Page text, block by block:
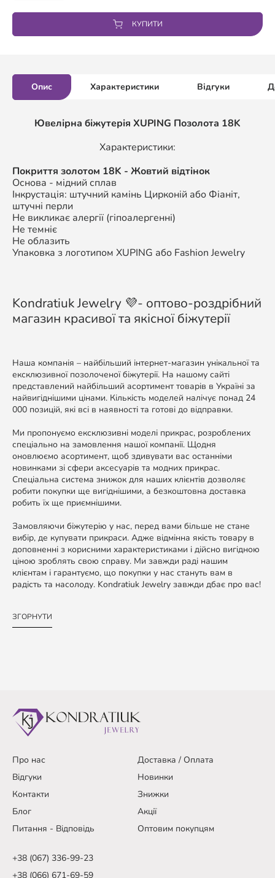
КУПИТИ
Опис Характеристики Відгуки
Ювелірна біжутерія XUPING Позолота 18K
Характеристики:
Покриття золотом 18K - Жовтий відтінок
Основа - мідний сплав
Інкрустація: штучний камінь Цирконій або Фіаніт,
штучні перли
Не викликає алергії (гіпоалергенні)
Не темніє
Не облазить
Упаковка з логотипом XUPING або Fashion Jewelry
Kondratiuk Jewelry 💜- оптово-роздрібний
магазин красивої та якісної біжутерії
Наша компанія – найбільший інтернет-магазин унікальної та
ексклюзивної позолоченої біжутерії. На нашому сайті
представлений найбільший асортимент товарів в Україні за
найвигіднішими цінами. Кількість моделей налічує понад 24
000 позицій, які всі в наявності та готові до відправки.
Ми пропонуємо ексклюзивні моделі прикрас, розроблених
спеціально на замовлення нашої компанії. Щодня
оновлюємо асортимент, щоб здивувати вас останніми
новинками зі сфери аксесуарів та модних прикрас.
Спеціальна система знижок для наших клієнтів дозволяє
робити покупки ще вигіднішими, а безкоштовна доставка
робить їх ще приємнішими.
Замовляючи біжутерію у нас, перед вами більше не стане
вибір, де купувати прикраси. Адже відмінна якість товару в
доповненні з корисними характеристиками і дійсно вигідною
ціною зроблять свою справу. Ми завжди раді нашим
клієнтам і гарантуємо, що покупки у нас стануть вам в
радість та насолоду. Kondratiuk Jewelry завжди дбає про вас!
ЗГОРНУТИ
Про нас
Доставка / Оплата
Відгуки
Новинки
Контакти
Знижки
Блог
Акції
Питання - Відповідь
Оптовим покупцям
+38 (067) 336-99-23
+38 (066) 671-69-59